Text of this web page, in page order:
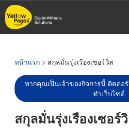
ข้าม
ไป
หน้าแรก > สกุลมั่นรุ่งเรืองเซอร์วิส
หากคุณเป็นเจ้าของกิจการนี้ ติดต่อ
ทำเว็บไซต์
สกุลมั่นรุ่งเรืองเซอร์